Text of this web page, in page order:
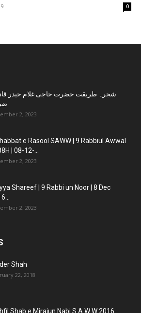
0
شجرہ طریقت حضرت حاجی غلام حیدر
2, 2023
e Rasool SAWW | 9 Rabbiul Awwal
| 08-12-...
2, 2023
Shareef | 9 Rabbi un Noor | 8 Dec
2, 2023
Shah
22, 2018
Shab e Mirajun Nabi S A W W 2016